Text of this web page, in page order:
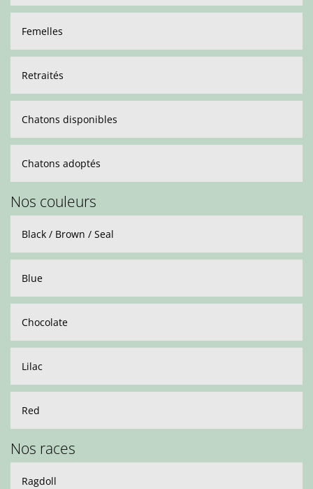
Femelles
Retraités
Chatons disponibles
Chatons adoptés
Nos couleurs
Black / Brown / Seal
Blue
Chocolate
Lilac
Red
Nos races
Ragdoll